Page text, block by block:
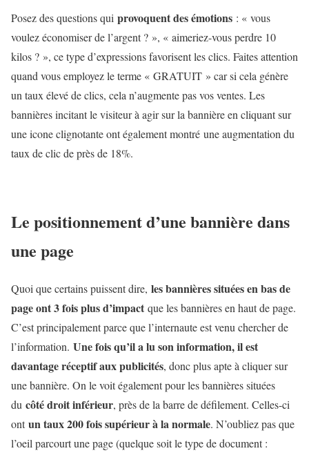
Posez des questions qui provoquent des émotions : « vous
voulez économiser de l’argent ? », « aimeriez-vous perdre 10
kilos ? », ce type d’expressions favorisent les clics. Faites attention
quand vous employez le terme « GRATUIT » car si cela génère
un taux élevé de clics, cela n’augmente pas vos ventes. Les
bannières incitant le visiteur à agir sur la bannière en cliquant sur
une icone clignotante ont également montré une augmentation du
taux de clic de près de 18%.
Le positionnement d’une bannière dans
une page
Quoi que certains puissent dire, les bannières situées en bas de
page ont 3 fois plus d’impact que les bannières en haut de page.
C’est principalement parce que l’internaute est venu chercher de
l’information. Une fois qu’il a lu son information, il est
davantage réceptif aux publicités, donc plus apte à cliquer sur
une bannière. On le voit également pour les bannières situées
du côté droit inférieur, près de la barre de défilement. Celles-ci
ontun taux 200 fois supérieur à la normale. N’oubliez pas que
l’oeil parcourt une page (quelque soit le type de document :